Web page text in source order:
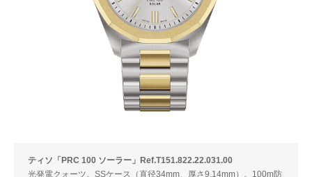
ティソ「PRC 100 ソーラー」Ref.T151.822.22.031.00
光発電クォーツ。SSケース（直径34mm、厚さ9.14mm）。100m防